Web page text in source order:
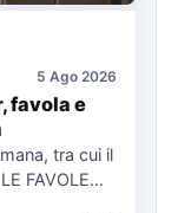
5 Ago 2026
favola e
tra cui il
FAVOLE